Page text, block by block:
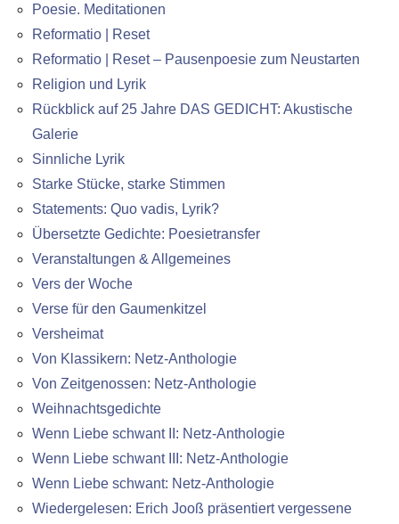
Poesie. Meditationen
Reformatio | Reset
Reformatio | Reset – Pausenpoesie zum Neustarten
Religion und Lyrik
Rückblick auf 25 Jahre DAS GEDICHT: Akustische
Galerie
Sinnliche Lyrik
Starke Stücke, starke Stimmen
Statements: Quo vadis, Lyrik?
Übersetzte Gedichte: Poesietransfer
Veranstaltungen & Allgemeines
Vers der Woche
Verse für den Gaumenkitzel
Versheimat
Von Klassikern: Netz-Anthologie
Von Zeitgenossen: Netz-Anthologie
Weihnachtsgedichte
Wenn Liebe schwant II: Netz-Anthologie
Wenn Liebe schwant III: Netz-Anthologie
Wenn Liebe schwant: Netz-Anthologie
Wiedergelesen: Erich Jooß präsentiert vergessene